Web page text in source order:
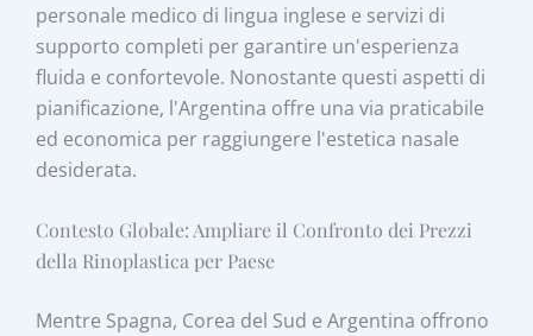
personale medico di lingua inglese e servizi di
supporto completi per garantire un'esperienza
fluida e confortevole. Nonostante questi aspetti di
pianificazione, l'Argentina offre una via praticabile
ed economica per raggiungere l'estetica nasale
desiderata.
Contesto Globale: Ampliare il Confronto dei Prezzi
della Rinoplastica per Paese
Mentre Spagna, Corea del Sud e Argentina offrono